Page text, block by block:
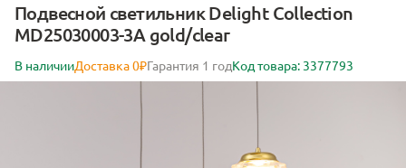
Подвесной светильник Delight Collection
MD25030003-3A gold/clear
В наличииДоставка 0₽Гарантия 1 годКод товара: 3377793